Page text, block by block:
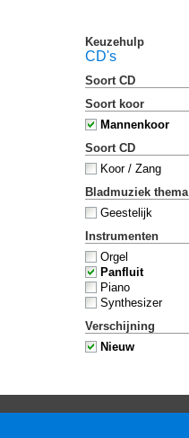
Keuzehulp
CD's
Soort CD
Soort koor
Mannenkoor
Soort CD
Koor / Zang
Bladmuziek thema
Geestelijk
Instrumenten
Orgel
Panfluit
Piano
Synthesizer
Verschijning
Nieuw